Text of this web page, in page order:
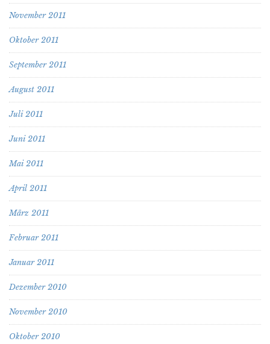
November 2011
Oktober 2011
September 2011
August 2011
Juli 2011
Juni 2011
Mai 2011
April 2011
März 2011
Februar 2011
Januar 2011
Dezember 2010
November 2010
Oktober 2010